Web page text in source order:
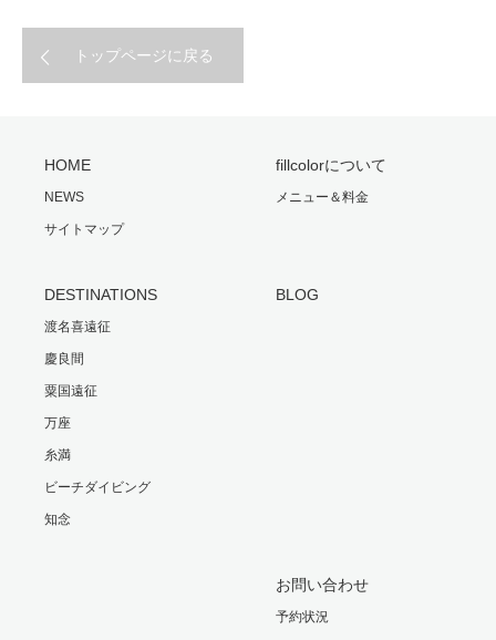
トップページに戻る
HOME
NEWS
サイトマップ
fillcolorについて
メニュー＆料金
DESTINATIONS
渡名喜遠征
慶良間
粟国遠征
万座
糸満
ビーチダイビング
知念
BLOG
お問い合わせ
予約状況